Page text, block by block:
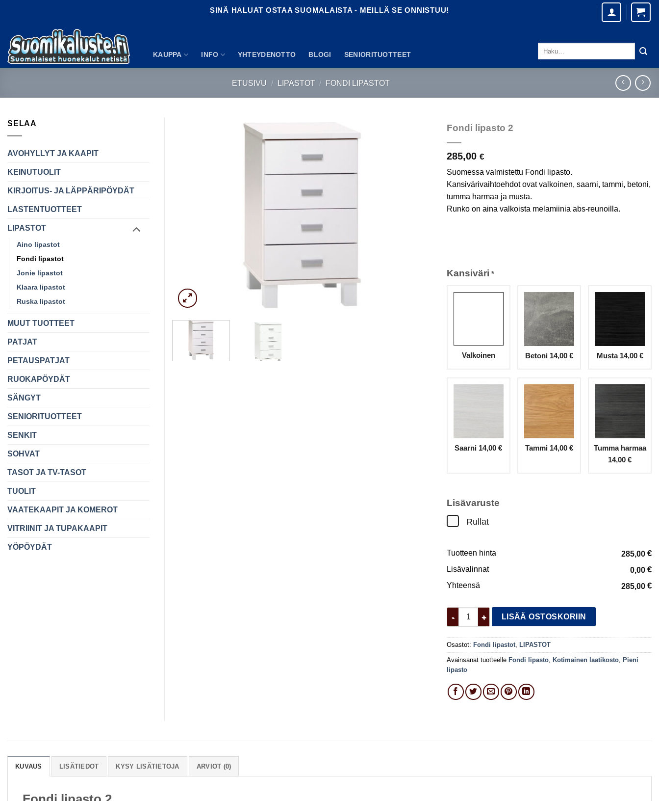
SINÄ HALUAT OSTAA SUOMALAISTA - MEILLÄ SE ONNISTUU!
KAUPPA INFO YHTEYDENOTTO BLOGI SENIORITUOTTEET
ETUSIVU / LIPASTOT / FONDI LIPASTOT
Fondi lipasto 2
285,00 €
Suomessa valmistettu Fondi lipasto.
Kansivärivaihtoehdot ovat valkoinen, saarni, tammi, betoni,
tumma harmaa ja musta.
Runko on aina valkoista melamiinia abs-reunoilla.
Kansiväri *
Valkoinen Betoni 14,00 € Musta 14,00 €
Saarni 14,00 € Tammi 14,00 €
Tumma harmaa
14,00 €
Lisävaruste
Rullat
Tuotteen hinta 285,00 €
Lisävalinnat 0,00 €
Yhteensä 285,00 €
Fondi lipasto 2 määrä
LISÄÄ OSTOSKORIIN
Osastot: Fondi lipastot LIPASTOT
Avainsanat tuotteelle Fondi lipasto Kotimainen laatikosto
Pieni
lipasto
SELAA
AVOHYLLYT JA KAAPIT
KEINUTUOLIT
KIRJOITUS- JA LÄPPÄRIPÖYDÄT
LASTENTUOTTEET
LIPASTOT
Aino lipastot
Fondi lipastot
Jonie lipastot
Klaara lipastot
Ruska lipastot
MUUT TUOTTEET
PATJAT
PETAUSPATJAT
RUOKAPÖYDÄT
SÄNGYT
SENIORITUOTTEET
SENKIT
SOHVAT
TASOT JA TV-TASOT
TUOLIT
VAATEKAAPIT JA KOMEROT
VITRIINIT JA TUPAKAAPIT
YÖPÖYDÄT
KUVAUS LISÄTIEDOT KYSY LISÄTIETOJA ARVIOT (0)